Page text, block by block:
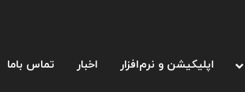
اپلیکیشن و نرم‌افزار اخبار تماس باما